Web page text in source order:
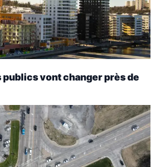
publics vont changer près de